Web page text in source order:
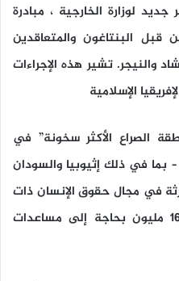
لوزارة الخارجية ، مبادرة
البنتاغون والمتعاقدين
والنيجر. تشير هذه الإجراءات
الإسلامية
الصراع الأكثر سخونة” في
بما في ذلك إثيوبيا والسودان
في مجال حقوق الإنسان ذات
أبعاد ضخمة: 9 ملايين نازح و 16 مليون بحاجة إلى مساعدات